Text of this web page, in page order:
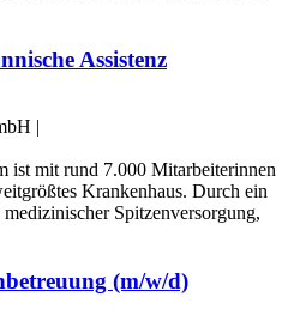
Assistenz
|
ist mit rund 7.000 Mitarbeiterinnen
Krankenhaus. Durch ein
Spitzenversorgung,
(m/w/d)